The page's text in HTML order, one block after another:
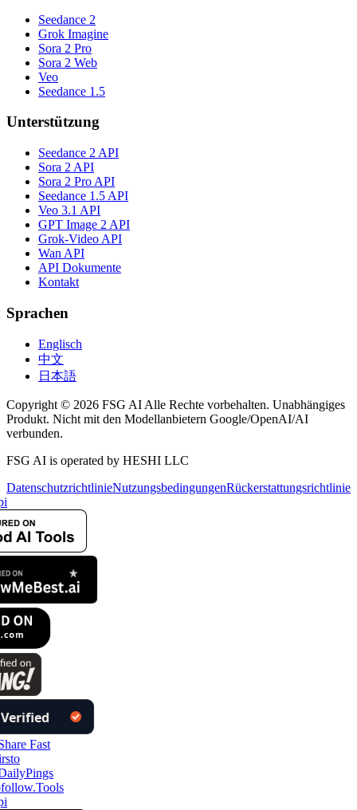
Seedance 2
Grok Imagine
Sora 2 Pro
Sora 2 Web
Veo
Seedance 1.5
Unterstützung
Seedance 2 API
Sora 2 API
Sora 2 Pro API
Seedance 1.5 API
Veo 3.1 API
GPT Image 2 API
Grok-Video API
Wan API
API Dokumente
Kontakt
Sprachen
Englisch
中文
日本語
Copyright © 2026 FSG AI Alle Rechte vorbehalten. Unabhängiges
Produkt. Nicht mit den Modellanbietern Google/OpenAI/AI
verbunden.
FSG AI is operated by HESHI LLC
DatenschutzrichtlinieNutzungsbedingungenRückerstattungsrichtlinie